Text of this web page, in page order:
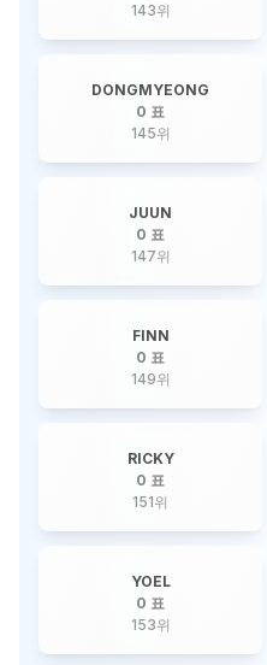
143위
DONGMYEONG
0 표
145위
JUUN
0 표
147위
FINN
0 표
149위
RICKY
0 표
151위
YOEL
0 표
153위